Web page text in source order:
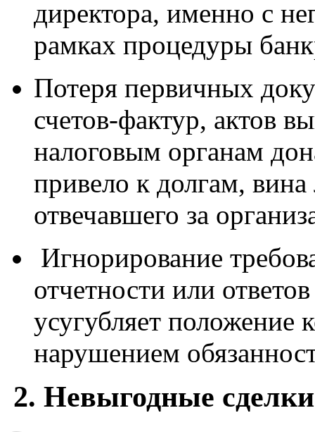
директора, именно с
рамках процедуры
Потеря первичных
счетов-фактур, актов
налоговым органам
привело к долгам,
отвечавшего за
Игнорирование
отчетности или
усугубляет положение
нарушением
2. Невыгодные